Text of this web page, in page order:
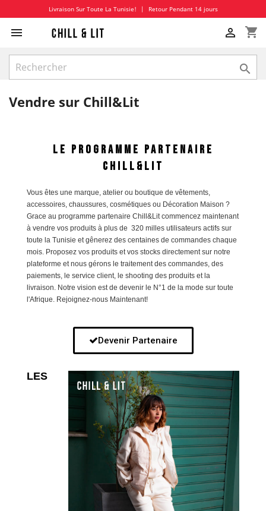
Livraison Sur Toute La Tunisie! | Retour Pendant 14 jours
 shopping_cart


Vendre sur Chill&Lit
Le Programme Partenaire
Chill&Lit
Vous êtes une marque, atelier ou boutique de vêtements,
accessoires, chaussures, cosmétiques ou Décoration Maison ?
Grace au programme partenaire Chill&Lit commencez maintenant
à vendre vos produits à plus de 320 milles utilisateurs actifs sur
toute la Tunisie et gênerez des centaines de commandes chaque
mois. Proposez vos produits et vos stocks directement sur notre
plateforme et nous gérons le traitement des commandes, des
paiements, le service client, le shooting des produits et la
livraison. Notre vision est de devenir le N°1 de la mode sur toute
l'Afrique. Rejoignez-nous Maintenant!
Devenir Partenaire
LES